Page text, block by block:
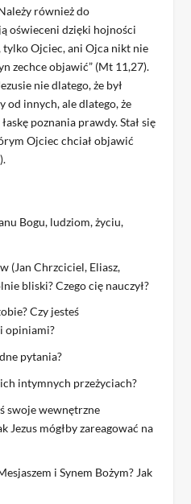
również do
oświeceni dzięki hojności
tylko Ojciec, ani Ojca nikt nie
zechce objawić” (Mt 11,27).
nie dlatego, że był
innych, ale dlatego, że
poznania prawdy. Stał się
Ojciec chciał objawić
Bogu, ludziom, życiu,
(Jan Chrzciciel, Eliasz,
bliski? Czego cię nauczył?
Czy jesteś
opiniami?
pytania?
intymnych przeżyciach?
swoje wewnętrzne
Jezus mógłby zareagować na
i Synem Bożym? Jak